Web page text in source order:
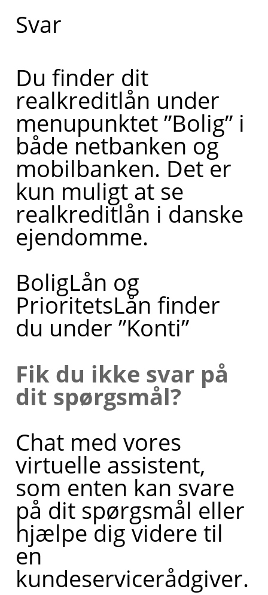
Svar
Du finder dit
realkreditlån under
menupunktet ”Bolig” i
både netbanken og
mobilbanken. Det er
kun muligt at se
realkreditlån i danske
ejendomme.
BoligLån og
PrioritetsLån finder
du under ”Konti”
Fik du ikke svar på
dit spørgsmål?
Chat med vores
virtuelle assistent,
som enten kan svare
på dit spørgsmål eller
hjælpe dig videre til
en
kundeservicerådgiver.